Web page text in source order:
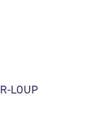
LOUP